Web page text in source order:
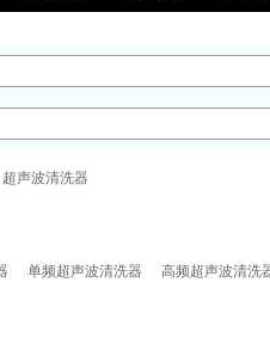
超声波清洗器
单频超声波清洗器 高频超声波清洗